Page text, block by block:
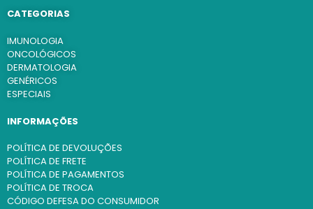
CATEGORIAS
IMUNOLOGIA
ONCOLÓGICOS
DERMATOLOGIA
GENÉRICOS
ESPECIAIS
INFORMAÇÕES
POLÍTICA DE DEVOLUÇÕES
POLÍTICA DE FRETE
POLÍTICA DE PAGAMENTOS
POLÍTICA DE TROCA
CÓDIGO DEFESA DO CONSUMIDOR